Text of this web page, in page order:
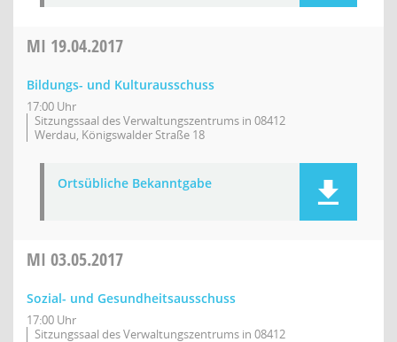
MI 19.04.2017
Bildungs- und Kulturausschuss
17:00 Uhr
Sitzungssaal des Verwaltungszentrums in 08412
Werdau, Königswalder Straße 18
Ortsübliche Bekanntgabe
MI 03.05.2017
Sozial- und Gesundheitsausschuss
17:00 Uhr
Sitzungssaal des Verwaltungszentrums in 08412